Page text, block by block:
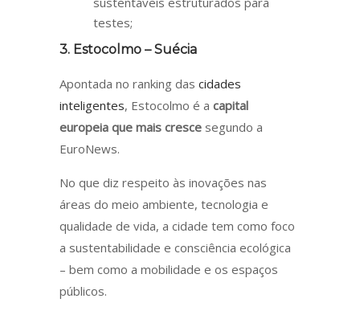
testes;
3. Estocolmo – Suécia
Apontada no ranking das cidades
inteligentes, Estocolmo é a capital
europeia que mais cresce segundo a
EuroNews.
No que diz respeito às inovações nas
áreas do meio ambiente, tecnologia e
qualidade de vida, a cidade tem como foco
a sustentabilidade e consciência ecológica
– bem como a mobilidade e os espaços
públicos.